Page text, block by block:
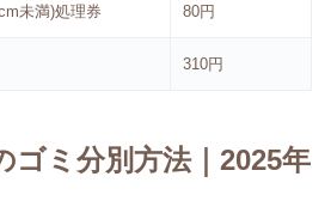
未満)処理券 80円
310円
ゴミ分別方法｜2025年